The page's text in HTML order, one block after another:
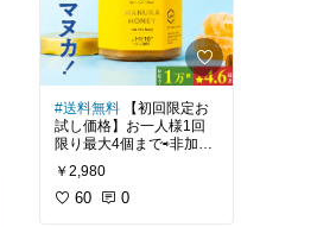
少し落ち着いたと言うよ
りは精神薬？のお世話に
なっているので何とか過
ごしていられる感じで
す。
現実を直視してしまうと
発狂してしまう
#送料無料 【初回限定お
試し価格】お一人様1回
限り最大4個まで⇨非加熱
の100％純粋♡マヌカハ
ニー UMF+10 250g。健
康維持目的～ちょっと喉
￥2,980
60 0